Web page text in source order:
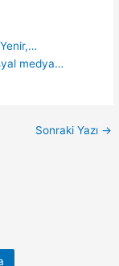
medya…
Sonraki Yazı →